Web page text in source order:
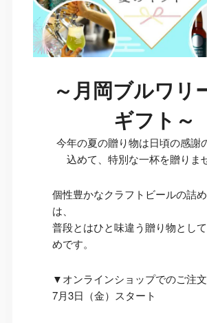
～月岡ブルワ
ギフト～
今年の夏の贈り物は日頃の感謝
込めて、特別な一杯を贈りま
個性豊かなクラフトビールの詰
は、
普段とはひと味違う贈り物とし
めです。
▼オンラインショップでのご注
7月3日（金）スタート